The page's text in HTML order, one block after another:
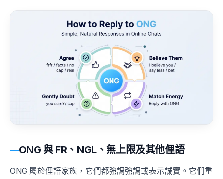
ONG 與 FR、NGL、無上限及其他俚語
ONG 屬於俚語家族，它們都強調強調或表示誠實。它們重